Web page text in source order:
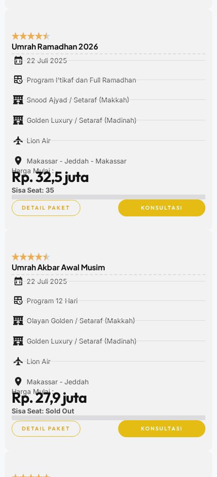
Umrah Ramadhan 2026
22 Juli 2025
Program I'tikaf dan Full Ramadhan
Snood Ajyad / Setaraf (Makkah)
Golden Luxury / Setaraf (Madinah)
Lion Air
Makassar - Jeddah - Makassar
Harga Mulai :
Rp. 32,5 juta
Sisa Seat: 35
DETAIL PAKET KONSULTASI
Umrah Akbar Awal Musim
22 Juli 2025
Program 12 Hari
Olayan Golden / Setaraf (Makkah)
Golden Luxury / Setaraf (Madinah)
Lion Air
Makassar - Jeddah
Harga Mulai :
Rp. 27,9 juta
Sisa Seat: Sold Out
DETAIL PAKET KONSULTASI